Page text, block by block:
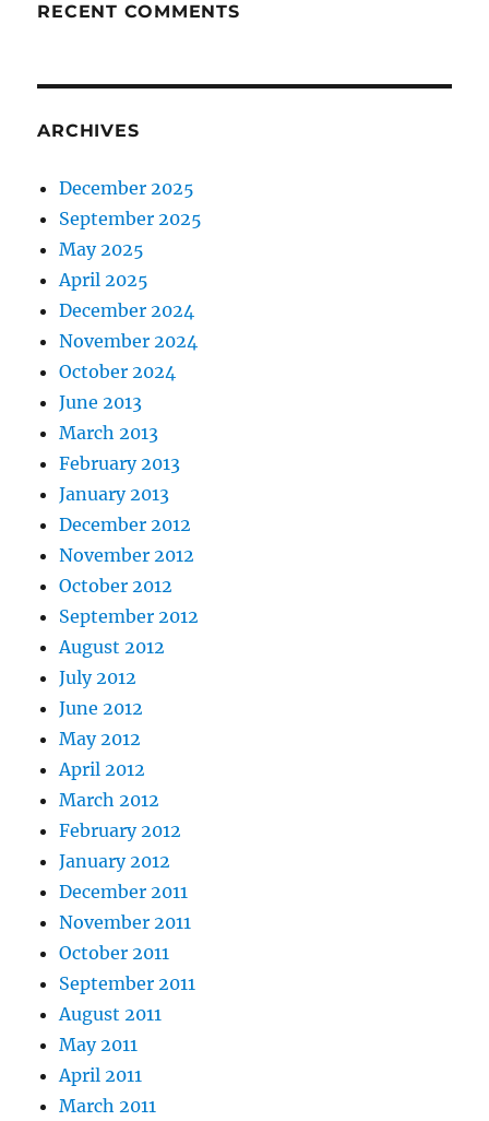
RECENT COMMENTS
ARCHIVES
December 2025
September 2025
May 2025
April 2025
December 2024
November 2024
October 2024
June 2013
March 2013
February 2013
January 2013
December 2012
November 2012
October 2012
September 2012
August 2012
July 2012
June 2012
May 2012
April 2012
March 2012
February 2012
January 2012
December 2011
November 2011
October 2011
September 2011
August 2011
May 2011
April 2011
March 2011